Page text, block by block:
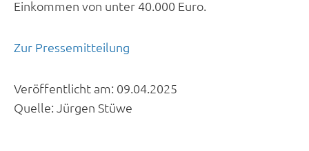
Einkommen von unter 40.000 Euro.
Zur Pressemitteilung
Veröffentlicht am: 09.04.2025
Quelle: Jürgen Stüwe